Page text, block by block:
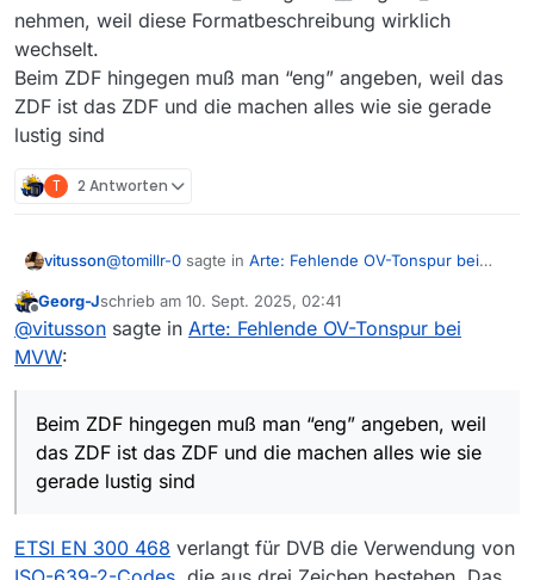
nehmen, weil diese Formatbeschreibung wirklich
wechselt.
Beim ZDF hingegen muß man “eng” angeben, weil das
ZDF ist das ZDF und die machen alles wie sie gerade
lustig sind
T 2 Antworten
vitusson@tomillr-0 sagte in Arte: Fehlende OV-Tonspur bei
Ah, interessant. Ist der französische Untertitel
Wofür steht dann der “/b” Befehl in der Syntax?
herunterzuladen
Sind die Sprachen der Tonspuren bei Arte denn
in den Metadaten auch verlässlich
überhaupt funktioniert?
Radio Eriwan: Im Prinzip ja, aber nachprüfen mit “yt-
dlp -F” um alle Formate zu sehen schadet nie
[ArteTV] 122609-000-A: Downloading JSON
[ArteTV] 122609-000-A: Downloading m3u8
“en” funktioniert meiner Erfahrung nach zuverlässiger
Offline
Georg-Jschrieb am 10. Sept. 2025, 02:41
zuletzt editiert von
@vitusson sagte in Arte: Fehlende OV-Tonspur bei
MVW:
Beim ZDF hingegen muß man “eng” angeben, weil
das ZDF ist das ZDF und die machen alles wie sie
gerade lustig sind
ETSI EN 300 468 verlangt für DVB die Verwendung von